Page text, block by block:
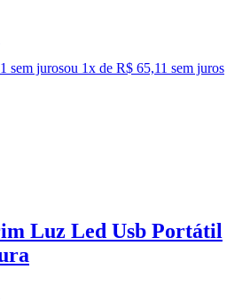
sem jurosou 1x de R$ 65,11 sem juros
Luz Led Usb Portátil